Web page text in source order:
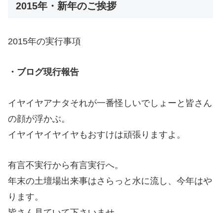
2015年・新年のご挨拶
2015年の実行事項
・ブログ現行報告
イヤイヤアナタそれが一番怪しいでしょーと皆さん
の顔が浮かぶ。
イヤイヤイヤイヤもおすけは頑張りますよ。
有言不実行から有言実行へ。
年末の土壇場出来事はさらっと水に流し、今年はや
ります。